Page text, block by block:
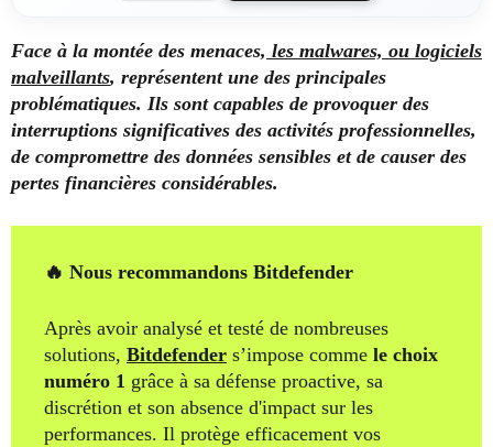
Face à la montée des menaces, les malwares, ou logiciels
malveillants, représentent une des principales
problématiques. Ils sont capables de provoquer des
interruptions significatives des activités professionnelles,
de compromettre des données sensibles et de causer des
pertes financières considérables.
🔥 Nous recommandons Bitdefender
Après avoir analysé et testé de nombreuses
solutions, Bitdefender s’impose comme le choix
numéro 1 grâce à sa défense proactive, sa
discrétion et son absence d'impact sur les
performances. Il protège efficacement vos